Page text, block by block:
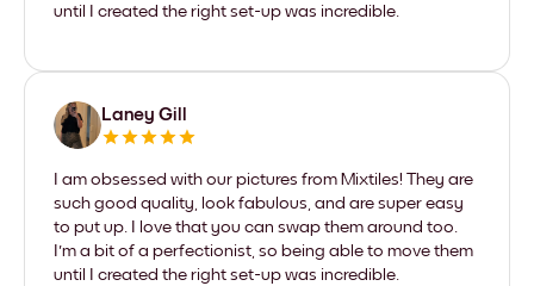
until I created the right set-up was incredible.
Laney Gill
I am obsessed with our pictures from Mixtiles! They are
such good quality, look fabulous, and are super easy
to put up. I love that you can swap them around too.
I'm a bit of a perfectionist, so being able to move them
until I created the right set-up was incredible.